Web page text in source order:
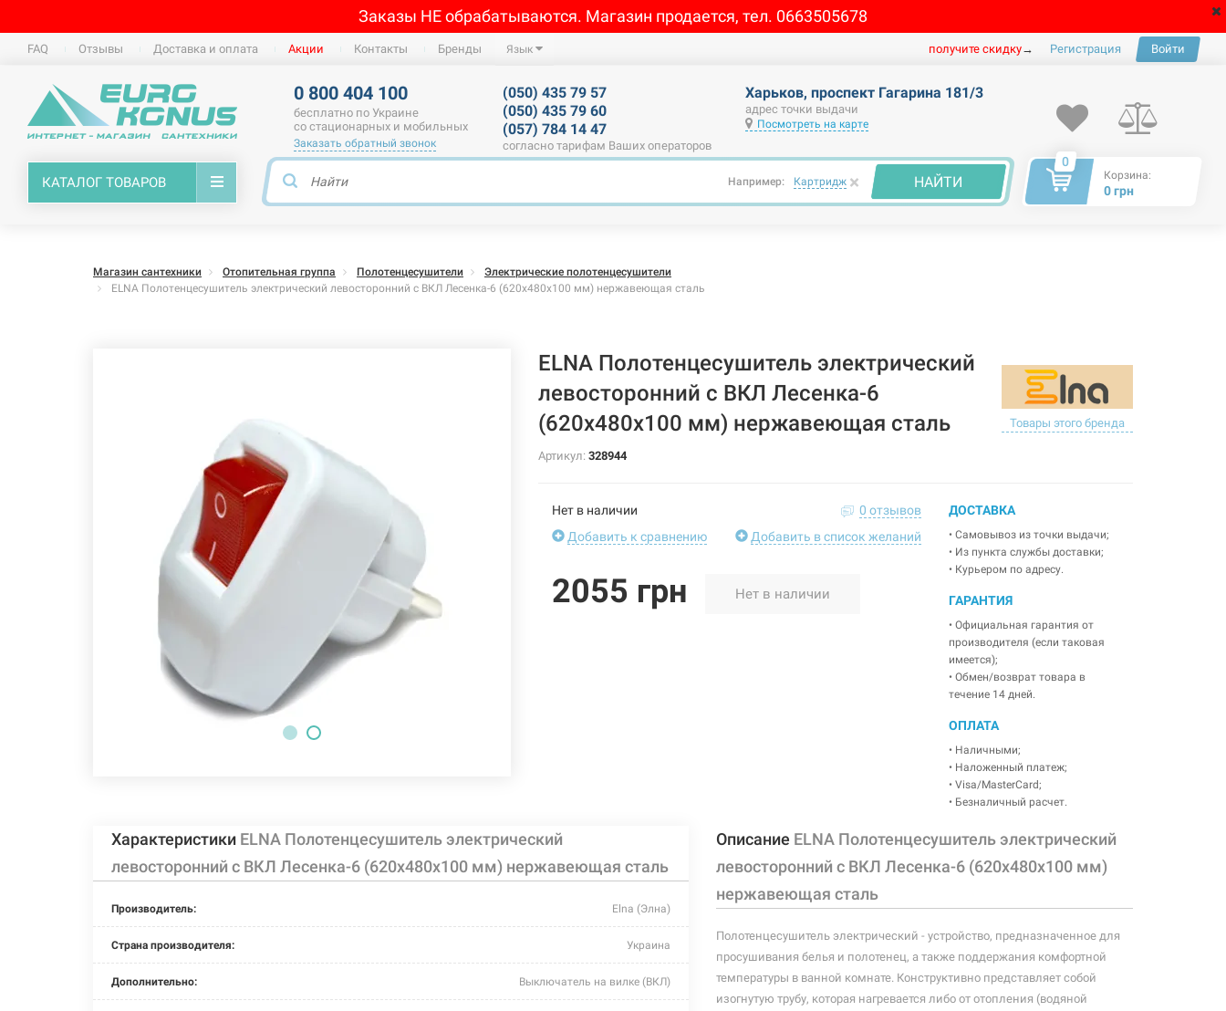
Заказы НЕ обрабатываются. Магазин продается, тел. 0663505678
FAQ Отзывы Доставка и оплата Акции Контакты Бренды Язык получите скидку→ Регистрация Войти
0 800 404 100
бесплатно по Украине
со стационарных и мобильных
Заказать обратный звонок
(050) 435 79 57
(050) 435 79 60
(057) 784 14 47
согласно тарифам Ваших операторов
Харьков, проспект Гагарина 181/3
адрес точки выдачи
Посмотреть на карте
КАТАЛОГ ТОВАРОВ Например: Картридж × НАЙТИ
0
Корзина:
0 грн
Магазин сантехники Отопительная группа Полотенцесушители
Электрические полотенцесушители
ELNA Полотенцесушитель электрический левосторонний с ВКЛ Лесенка-6 (620х480х100 мм) нержавеющая сталь
ELNA Полотенцесушитель электрический
левосторонний с ВКЛ Лесенка-6
(620х480х100 мм) нержавеющая сталь
Товары этого бренда
Артикул: 328944
Нет в наличии
0 отзывов
Добавить к сравнению
Добавить в список желаний
2055 грн Нет в наличии
ДОСТАВКА
• Самовывоз из точки выдачи;
• Из пункта службы доставки;
• Курьером по адресу.
ГАРАНТИЯ
• Официальная гарантия от
производителя (если таковая
имеется);
• Обмен/возврат товара в
течение 14 дней.
ОПЛАТА
• Наличными;
• Наложенный платеж;
• Visa/MasterCard;
• Безналичный расчет.
Характеристики ELNA Полотенцесушитель электрический
левосторонний с ВКЛ Лесенка-6 (620х480х100 мм) нержавеющая сталь
Производитель: Elna (Элна)
Страна производителя: Украина
Дополнительно: Выключатель на вилке (ВКЛ)
Описание ELNA Полотенцесушитель электрический
левосторонний с ВКЛ Лесенка-6 (620х480х100 мм)
нержавеющая сталь
Полотенцесушитель электрический - устройство, предназначенное для
просушивания белья и полотенец, а также поддержания комфортной
температуры в ванной комнате. Конструктивно представляет собой
изогнутую трубу, которая нагревается либо от отопления (водяной